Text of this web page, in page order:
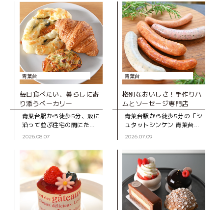
青葉台
毎日食べたい、暮らしに寄
り添うベーカリー
青葉台駅から徒歩5分、坂に
沿って並ぶ住宅の間にたた
ずむ「ブーランジェD316
プンしたベーカリー。木の
ぬくもりを感じる店内のシ
ョー
2026.08.07
青葉台
格別なおいしさ！手作りハ
ムとソーセージ専門店
青葉台駅から徒歩5分の「シ
ュタットシンケン 青葉台本
店」は、手作りハムとソー
の地元で長く親しまれてい
2026.07.09